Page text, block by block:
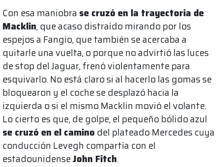
Con esa maniobra se cruzó en la trayectoria de
Macklin, que acaso distraído mirando por los
espejos a Fangio, que también se acercaba a
quitarle una vuelta, o porque no advirtió las luces
de stop del Jaguar, frenó violentamente para
esquivarlo. No está claro si al hacerlo las gomas se
bloquearon y el coche se desplazó hacia la
izquierda o si el mismo Macklin movió el volante.
Lo cierto es que, de golpe, el pequeño bólido azul
se cruzó en el camino del plateado Mercedes cuya
conducción Levegh compartía con el
estadounidenseJohn Fitch.